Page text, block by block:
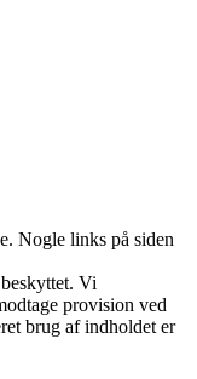
Nogle links på siden
Vi
provision ved
brug af indholdet er